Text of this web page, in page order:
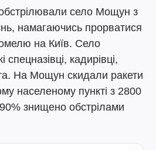
обстрілювали село Мощун з
намагаючись прорватися
на Київ. Село
спецназівці, кадирівці,
На Мощун скидали ракети
населеному пункті з 2800
знищено обстрілами